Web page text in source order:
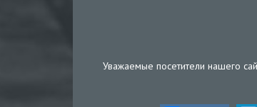
Уважаемые посетители нашего